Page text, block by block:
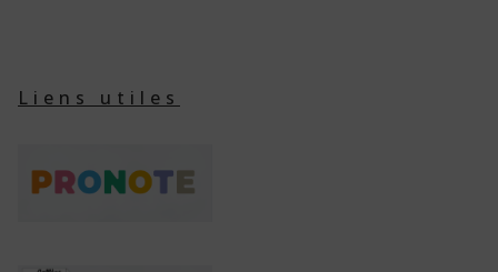
Liens utiles